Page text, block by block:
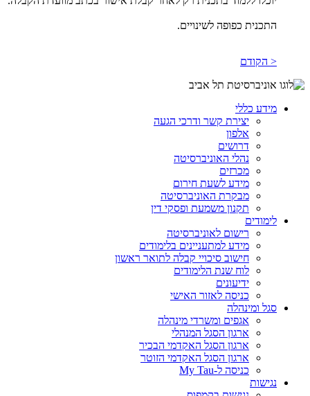
התכנית כפופה לשינויים.
< הקודם
מידע כללי
יצירת קשר ודרכי הגעה
אלפון
דרושים
נהלי האוניברסיטה
מכרזים
מידע לשעת חירום
מבקרת האוניברסיטה
תקנון משמעת ופסקי דין
לימודים
רישום לאוניברסיטה
מידע למתעניינים בלימודים
חישוב סיכויי קבלה לתואר ראשון
לוח שנת הלימודים
ידיעונים
כניסה לאזור האישי
סגל ומינהלה
אגפים ומשרדי מינהלה
ארגון הסגל המנהלי
ארגון הסגל האקדמי הבכיר
ארגון הסגל האקדמי הזוטר
כניסה ל-My Tau
נגישות